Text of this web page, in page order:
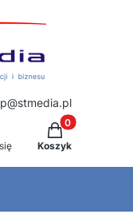
Produkty w
Koszyk